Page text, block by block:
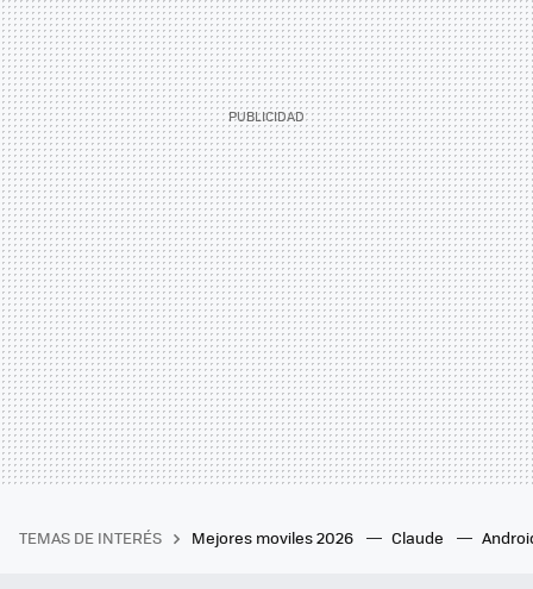
TEMAS DE INTERÉS Mejores moviles 2026 Claude